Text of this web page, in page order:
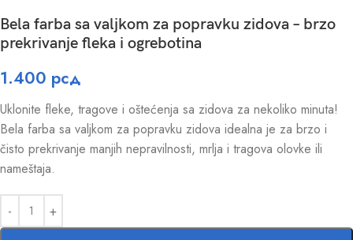
Bela farba sa valjkom za popravku zidova – brzo
prekrivanje fleka i ogrebotina
1.400 рсд
Uklonite fleke, tragove i oštećenja sa zidova za nekoliko minuta!
Bela farba sa valjkom za popravku zidova idealna je za brzo i
čisto prekrivanje manjih nepravilnosti, mrlja i tragova olovke ili
nameštaja.